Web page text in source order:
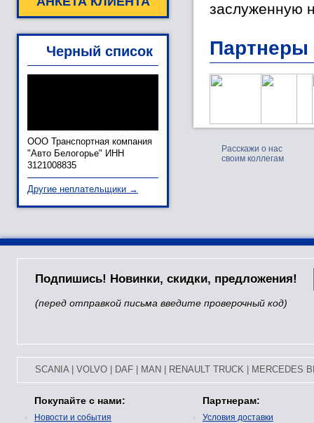
Черный список
ООО Транспортная компания
"Авто Белогорье" ИНН
3121008835
Другие неплательщики →
заслуженную
Партнеры
Расскажи о нас
своим коллегам
Подпишись! Новинки, скидки, предложения!
(перед отправкой письма введите проверочный код)
SCANIA| VOLVO DAF MAN RENAULT TRUCK MERCEDES
Покупайте с нами:
Новости и события
Партнерам:
Условия доставки